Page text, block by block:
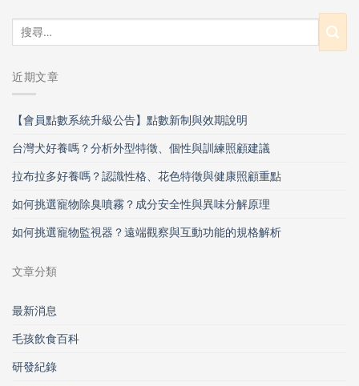
近期文章
【會員點數系統升級公告】點數新制與效期說明
台灣犬好養嗎？分析外型特徵、個性與訓練照顧建議
拉布拉多好養嗎？認識性格、花色特徵與健康照顧重點
如何挑選寵物除臭噴霧？成分安全性與異味分解原理
如何挑選寵物監視器？遠端觀察與互動功能的規格解析
文章分類
最新消息
毛孩飲食百科
研發紀錄